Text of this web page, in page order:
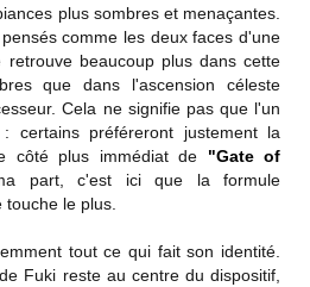
plus sombres et menaçantes.
comme les deux faces d'une
beaucoup plus dans cette
que dans l'ascension céleste
Cela ne signifie pas que l'un
certains préféreront justement la
côté plus immédiat de "Gate of
part, c'est ici que la formule
touche le plus.
tout ce qui fait son identité.
Fuki reste au centre du dispositif,